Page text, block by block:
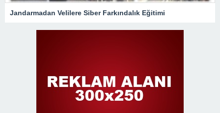
Jandarmadan Velilere Siber Farkındalık Eğitimi